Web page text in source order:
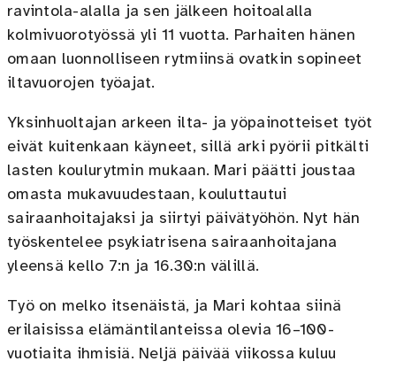
ravintola-alalla ja sen jälkeen hoitoalalla
kolmivuorotyössä yli 11 vuotta. Parhaiten hänen
omaan luonnolliseen rytmiinsä ovatkin sopineet
iltavuorojen työajat.
Yksinhuoltajan arkeen ilta- ja yöpainotteiset työt
eivät kuitenkaan käyneet, sillä arki pyörii pitkälti
lasten koulurytmin mukaan. Mari päätti joustaa
omasta mukavuudestaan, kouluttautui
sairaanhoitajaksi ja siirtyi päivätyöhön. Nyt hän
työskentelee psykiatrisena sairaanhoitajana
yleensä kello 7:n ja 16.30:n välillä.
Työ on melko itsenäistä, ja Mari kohtaa siinä
erilaisissa elämäntilanteissa olevia 16–100-
vuotiaita ihmisiä. Neljä päivää viikossa kuluu